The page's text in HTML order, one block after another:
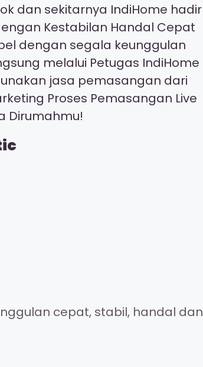
dan sekitarnya IndiHome hadir
Kestabilan Handal Cepat
dengan segala keunggulan
melalui Petugas IndiHome
jasa pemasangan dari
Proses Pemasangan Live
Dirumahmu!
cepat, stabil, handal dan